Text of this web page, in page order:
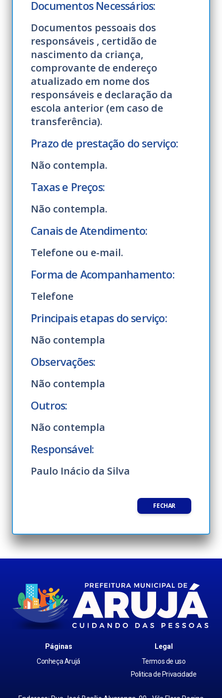
Documentos Necessários:
Documentos pessoais dos
responsáveis , certidão de
nascimento da criança,
comprovante de endereço
atualizado em nome dos
responsáveis e declaração da
escola anterior (em caso de
transferência).
Prazo de prestação do serviço:
Não contempla.
Taxas e Preços:
Não contempla.
Canais de Atendimento:
Telefone ou e-mail.
Forma de Acompanhamento:
Telefone
Principais etapas do serviço:
Não contempla
Observações:
Não contempla
Outros:
Não contempla
Responsável:
Paulo Inácio da Silva
FECHAR
Páginas
Conheça Arujá
Legal
Termos de uso
Politica de Privacidade